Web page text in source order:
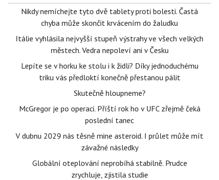
Nikdy nemíchejte tyto dvě tablety proti bolesti. Častá
chyba může skončit krvácením do žaludku
Itálie vyhlásila nejvyšší stupeň výstrahy ve všech velkých
městech. Vedra nepoleví ani v Česku
Lepíte se v horku ke stolu i k židli? Díky jednoduchému
triku vás předloktí konečně přestanou pálit
Skutečně hloupneme?
McGregor je po operaci. Příští rok ho v UFC zřejmě čeká
poslední tanec
V dubnu 2029 nás těsně mine asteroid. I průlet může mít
závažné následky
Globální oteplování neprobíhá stabilně. Prudce
zrychluje, zjistila studie